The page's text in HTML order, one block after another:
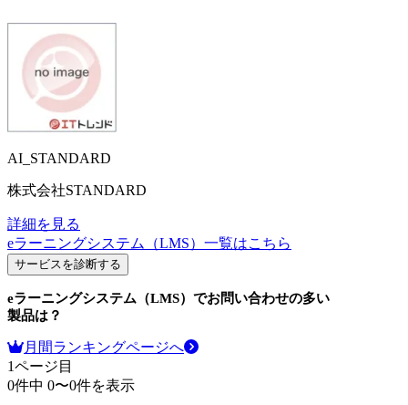
AI_STANDARD
株式会社STANDARD
詳細を見る
eラーニングシステム（LMS） 一覧はこちら
サービスを診断する
eラーニングシステム（LMS） でお問い合わせの多い
製品は？
月間ランキングページへ
1ページ目
0件中 0〜0件を表示